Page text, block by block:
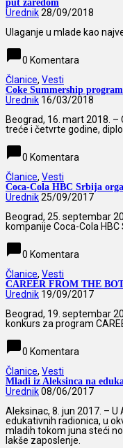
put zaredom
Urednik28/09/2018
Ulaganje u mlade kao
chat_bubble0 Komentara
Članice, Vesti
Coke Summership
Urednik 16/03/2018
Beograd, 16. mart 2018. –
treće i četvrte godine,
chat_bubble0 Komentara
Članice, Vesti
Coca-Cola HBC Srbija
Urednik25/09/2017
Beograd, 25. septembar
kompanije Coca-Cola
chat_bubble0 Komentara
Članice, Vesti
CAREER FROM THE
Urednik 19/09/2017
Beograd, 19. septembar
konkurs za program
chat_bubble0 Komentara
Članice, Vesti
Mladi iz Aleksinca na
Urednik08/06/2017
Aleksinac, 8. jun 2017. –
edukativnih radionica, u
mladih tokom juna steći
lakše zaposlenje.